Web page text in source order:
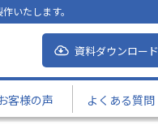
いたします。
資料ダウンロード
客様の声 よくある質問